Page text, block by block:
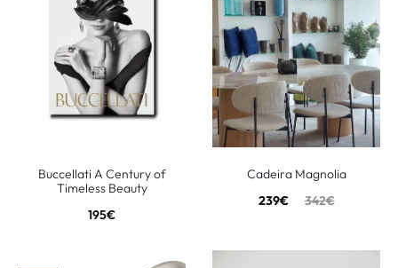
Buccellati A Century of
Timeless Beauty
195€
Cadeira Magnolia
342€
239€